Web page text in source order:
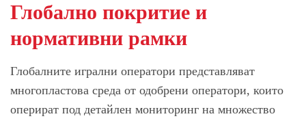
Глобално покритие и
нормативни рамки
Глобалните игрални оператори представляват
многопластова среда от одобрени оператори, които
оперират под детайлен мониторинг на множество